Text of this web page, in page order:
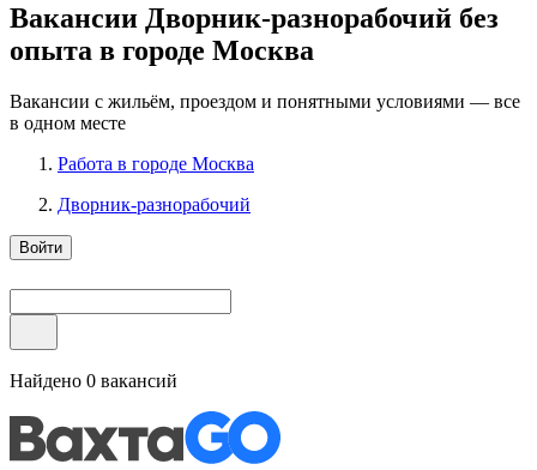
Вакансии Дворник-разнорабочий без
опыта в городе Москва
Вакансии с жильём, проездом и понятными условиями — все
в одном месте
Работа в городе Москва
Дворник-разнорабочий
Войти
Найдено 0 вакансий